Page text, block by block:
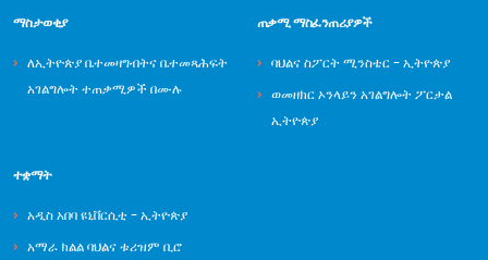
ማስታወቂያ
ለኢትዮጵያ ቤተመዛግብትና ቤተመጻሕፍት
አገልግሎት ተጠቃሚዎች በሙሉ
ጠቃሚ ማስፈንጠሪያዎች
ባህልና ስፖርት ሚንስቴር - ኢትዮጵያ
ወመዘክር ኦንላይን አገልግሎት ፖርታል
ኢትዮጵያ
ተቋማት
አዲስ አበባ ዩኒቨርሲቲ - ኢትዮጵያ
አማራ ክልል ባህልና ቱሪዝም ቢሮ